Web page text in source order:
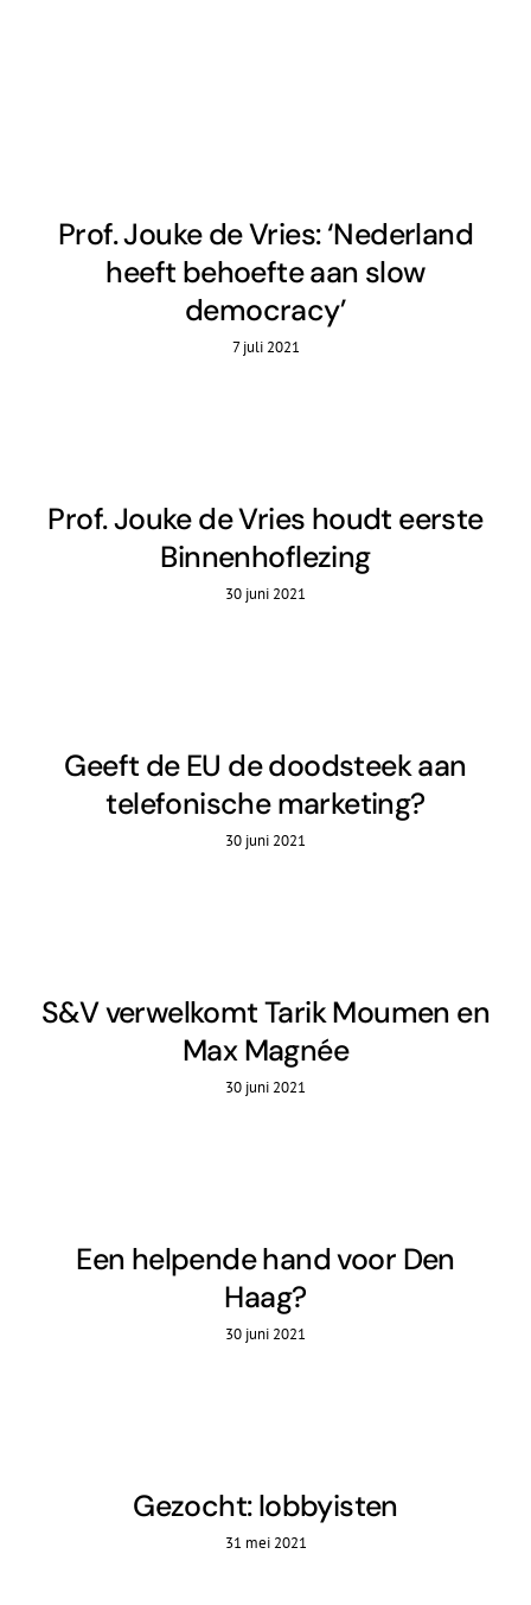
Contact
Prof. Jouke de Vries: ‘Nederland
heeft behoefte aan slow
democracy’
7 juli 2021
Prof. Jouke de Vries houdt eerste
Binnenhoflezing
30 juni 2021
Geeft de EU de doodsteek aan
telefonische marketing?
30 juni 2021
S&V verwelkomt Tarik Moumen en
Max Magnée
30 juni 2021
Een helpende hand voor Den
Haag?
30 juni 2021
Gezocht: lobbyisten
31 mei 2021